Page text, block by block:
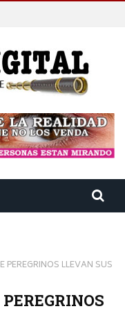
PEREGRINOS LLEVAN SUS